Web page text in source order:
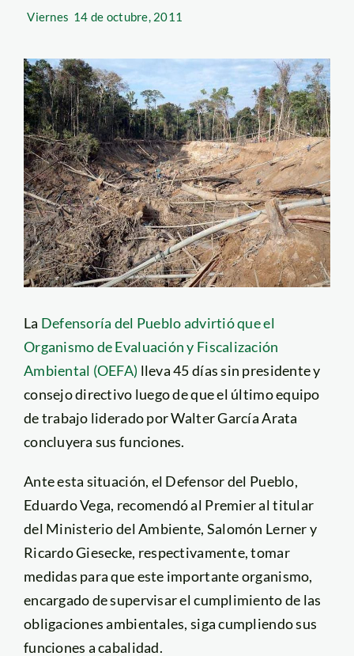
Viernes 14 de octubre, 2011
La Defensoría del Pueblo advirtió que el
Organismo de Evaluación y Fiscalización
Ambiental (OEFA) lleva 45 días sin presidente y
consejo directivo luego de que el último equipo
de trabajo liderado por Walter García Arata
concluyera sus funciones.
Ante esta situación, el Defensor del Pueblo,
Eduardo Vega, recomendó al Premier al titular
del Ministerio del Ambiente, Salomón Lerner y
Ricardo Giesecke, respectivamente, tomar
medidas para que este importante organismo,
encargado de supervisar el cumplimiento de las
obligaciones ambientales, siga cumpliendo sus
funciones a cabalidad.